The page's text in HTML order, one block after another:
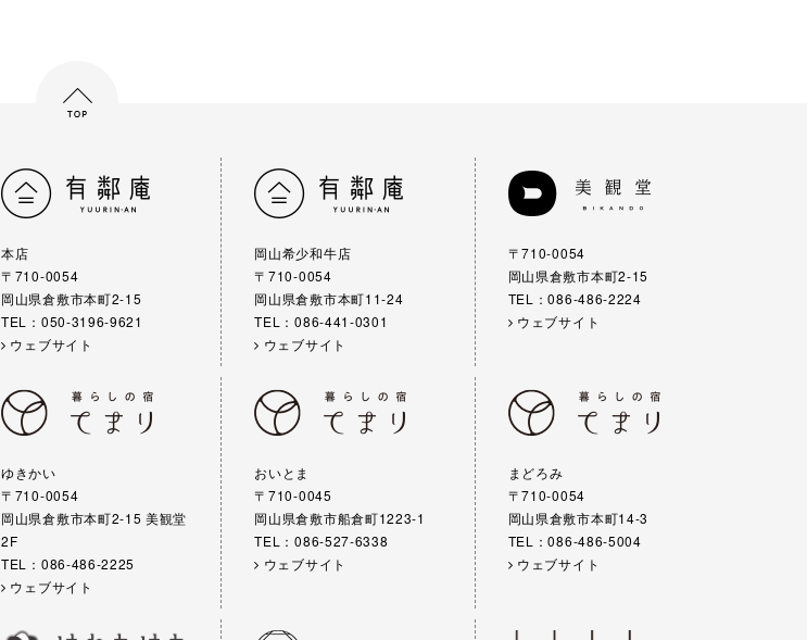
本店
〒710-0054
岡山県倉敷市本町2-15
TEL：050-3196-9621
ウェブサイト
岡山希少和牛店
〒710-0054
岡山県倉敷市本町11-24
TEL：086-441-0301
ウェブサイト
〒710-0054
岡山県倉敷市本町2-15
TEL：086-486-2224
ウェブサイト
ゆきかい
〒710-0054
岡山県倉敷市本町2-15 美観堂
2F
TEL：086-486-2225
ウェブサイト
おいとま
〒710-0045
岡山県倉敷市船倉町1223-1
TEL：086-527-6338
ウェブサイト
まどろみ
〒710-0054
岡山県倉敷市本町14-3
TEL：086-486-5004
ウェブサイト